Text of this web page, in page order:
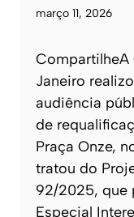
março 11, 2026
CompartilheA
Janeiro
audiência
de
Praça Onze,
tratou do
92/2025, que
Especial